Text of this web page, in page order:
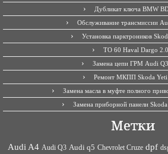
Дубликат ключа BMW
Обслуживание трансмиссии
Установка парктроников
ТО 60 Haval Dargo 2.0
Замена цепи ГРМ Audi
Ремонт МКПП Skoda Yeti
Замена масла в муфте полного
Замена приборной панели
Метки
Audi A4 Audi Q3 Audi q5 Chevrolet Cruze dpf